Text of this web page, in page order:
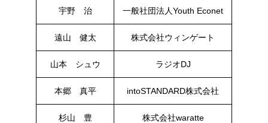
宇野 治 一般社団法人Youth Econet
遠山 健太 株式会社ウィンゲート
山本 シュウ ラジオDJ
本郷 真平 intoSTANDARD株式会社
杉山 豊 株式会社waratte